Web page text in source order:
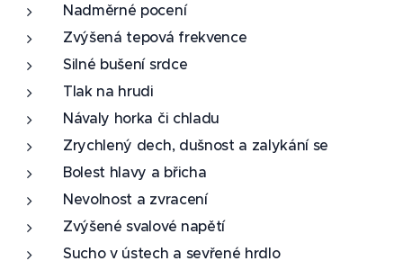
Nadměrné pocení
Zvýšená tepová frekvence
Silné bušení srdce
Tlak na hrudi
Návaly horka či chladu
Zrychlený dech, dušnost a zalykání se
Bolest hlavy a břicha
Nevolnost a zvracení
Zvýšené svalové napětí
Sucho v ústech a sevřené hrdlo